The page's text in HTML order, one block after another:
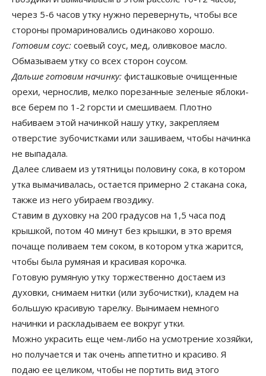
через 5-6 часов утку нужно перевернуть, чтобы все
стороны промариновались одинаково хорошо.
Готовим соус: соевый соус, мед, оливковое масло.
Обмазываем утку со всех сторон соусом.
Дальше готовим начинку: фисташковые очищенные
орехи, чернослив, мелко порезанные зеленые яблоки-
все берем по 1-2 горсти и смешиваем. Плотно
набиваем этой начинкой нашу утку, закрепляем
отверстие зубочистками или зашиваем, чтобы начинка
не выпадала.
Далее сливаем из утятницы половину сока, в котором
утка вымачивалась, остается примерно 2 стакана сока,
также из него убираем гвоздику.
Ставим в духовку на 200 градусов на 1,5 часа под
крышкой, потом 40 минут без крышки, в это время
почаще поливаем тем соком, в котором утка жарится,
чтобы была румяная и красивая корочка.
Готовую румяную утку торжественно достаем из
духовки, снимаем нитки (или зубочистки), кладем на
большую красивую тарелку. Вынимаем немного
начинки и раскладываем ее вокруг утки.
Можно украсить еще чем-либо на усмотрение хозяйки,
но получается и так очень аппетитно и красиво. Я
подаю ее целиком, чтобы не портить вид этого